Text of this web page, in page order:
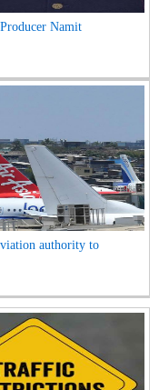
Namit
authority to